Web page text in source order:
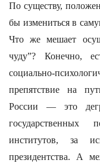
По существу,
бы измениться в
Что же мешает
чуду”? Конечно,
социально-
препятствие на
России — это
государственных
институтов, за
президентства. А